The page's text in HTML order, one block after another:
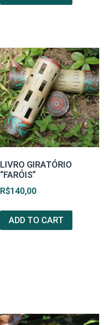
LIVRO GIRATÓRIO
“FARÓIS”
R$140,00
ADD TO CART